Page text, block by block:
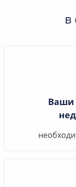
в
Ваши